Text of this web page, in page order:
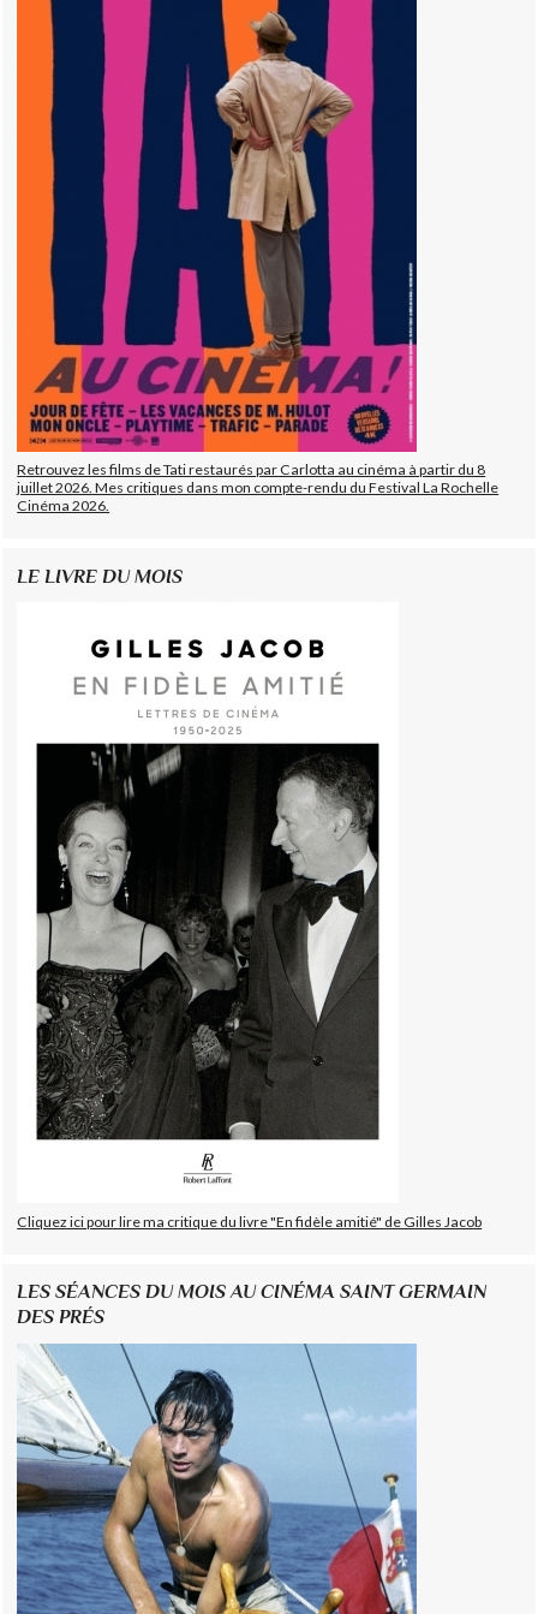
Retrouvez les films de Tati restaurés par Carlotta au cinéma à partir du 8
juillet 2026. Mes critiques dans mon compte-rendu du Festival La Rochelle
Cinéma 2026.
LE LIVRE DU MOIS
Cliquez ici pour lire ma critique du livre "En fidèle amitié" de Gilles Jacob
LES SÉANCES DU MOIS AU CINÉMA SAINT GERMAIN
DES PRÉS